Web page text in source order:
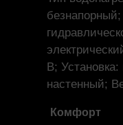
В;
настенный;
Комфорт